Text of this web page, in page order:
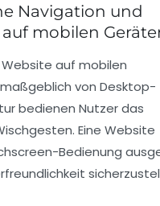
Navigation und
mobilen
auf mobilen
von Desktop-
bedienen Nutzer das
Eine Website
Bedienung